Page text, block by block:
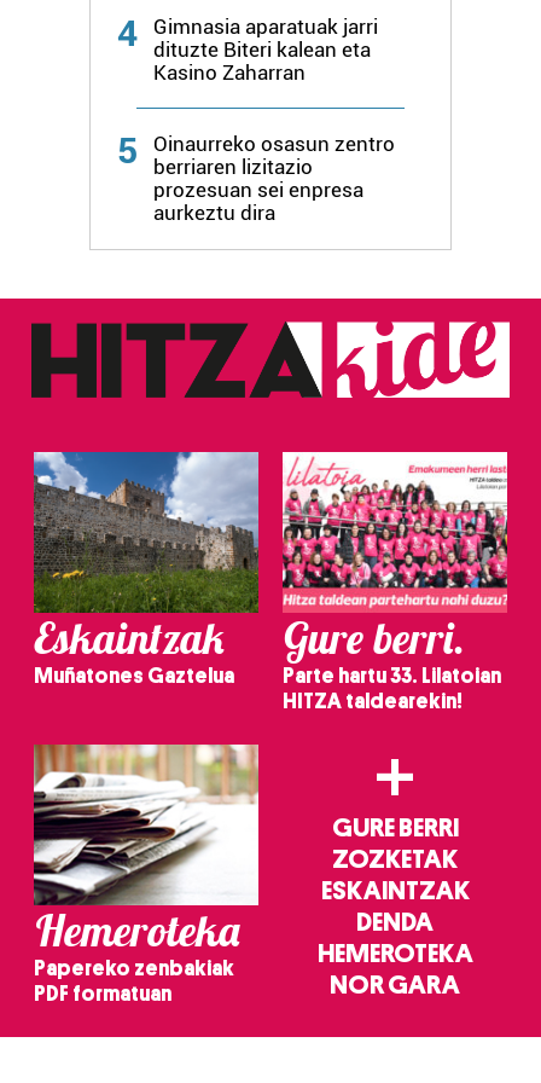
4
Gimnasia aparatuak jarri
dituzte Biteri kalean eta
Kasino Zaharran
5
Oinaurreko osasun zentro
berriaren lizitazio
prozesuan sei enpresa
aurkeztu dira
Eskaintzak
Muñatones Gaztelua
Gure berri.
Parte hartu 33. Lilatoian
HITZA taldearekin!
Hemeroteka
Papereko zenbakiak
PDF formatuan
+
GURE BERRI
ZOZKETAK
ESKAINTZAK
DENDA
HEMEROTEKA
NOR GARA